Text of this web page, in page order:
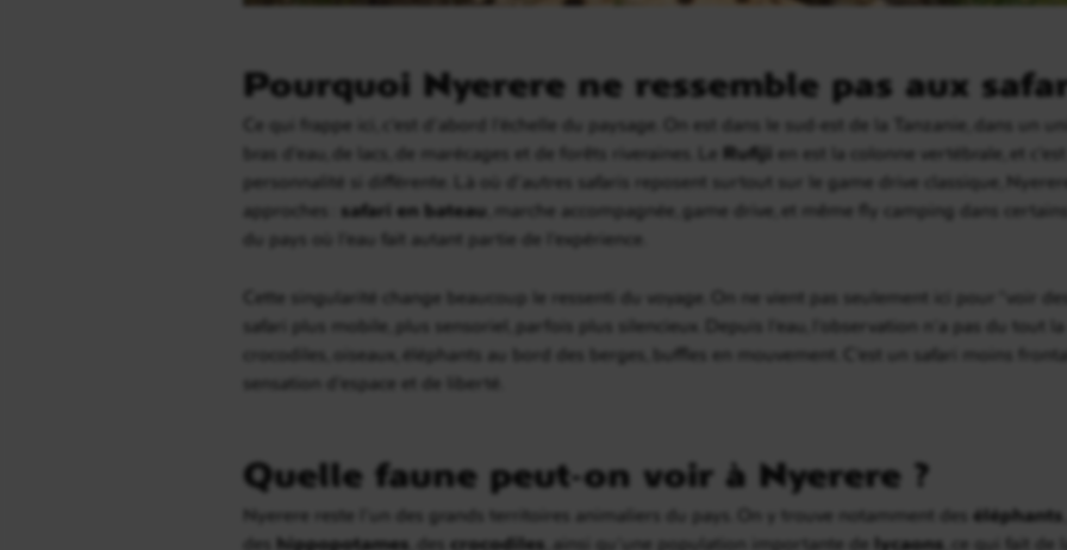
Pourquoi Nyerere ne ressemble pas aux
Ce qui frappe ici, c’est d’abord l’échelle du paysage. On est dans le sud-est de la Tanzanie, dans un
bras d’eau, de lacs, de marécages et de forêts riveraines. Le Rufiji en est la colonne vertébrale, et
personnalité si différente. Là où d’autres safaris reposent surtout sur le game drive classique,
approches : safari en bateau , marche accompagnée, game drive, et même fly camping dans
du pays où l’eau fait autant partie de l’expérience.
Cette singularité change beaucoup le ressenti du voyage. On ne vient pas seulement ici pour “voir
safari plus mobile, plus sensoriel, parfois plus silencieux. Depuis l’eau, l’observation n’a pas du tout
crocodiles, oiseaux, éléphants au bord des berges, buffles en mouvement. C’est un safari moins
sensation d’espace et de liberté.
Quelle faune peut-on voir à Nyerere ?
Nyerere reste l’un des grands territoires animaliers du pays. On y trouve notamment des éléphants
des hippopotames , des crocodiles , ainsi qu’une population importante de lycaons , ce qui fait